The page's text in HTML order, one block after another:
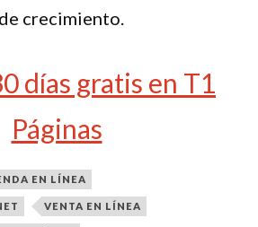
crecimiento.
días gratis en T1
Páginas
EN LÍNEA
VENTA EN LÍNEA